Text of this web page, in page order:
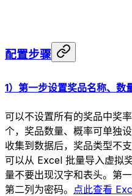
配置步骤
1）第一步设置奖品名称、数
可以不设置所有的奖品中奖
个，奖品数量、概率可单独
收集到数据后，奖品类型不
可以从 Excel 批量导入虚拟
量不要出现汉字和表头。第
第二列为密码。 点此查看